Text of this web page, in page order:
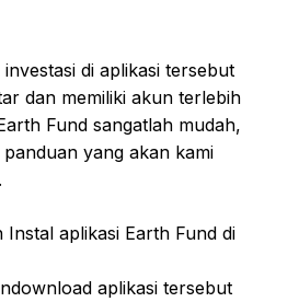
di aplikasi tersebut
dan memiliki akun terlebih
Fund sangatlah mudah,
yang akan kami
Instal aplikasi Earth Fund di
aplikasi tersebut